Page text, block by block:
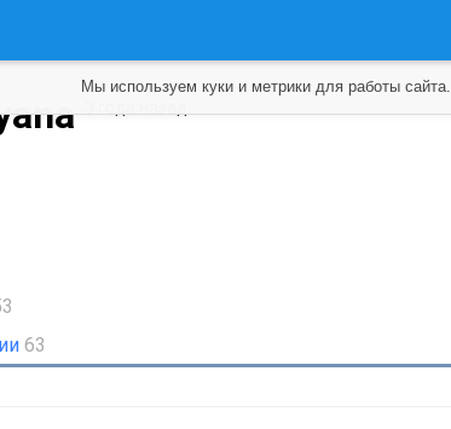
63
Мы используем куки и метрики для работы сайта.